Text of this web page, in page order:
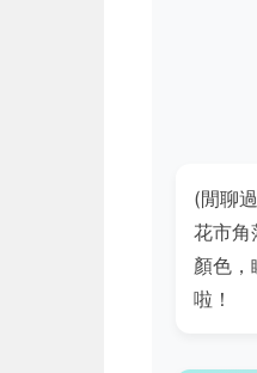
(閒聊
花市角
顏色，
啦！